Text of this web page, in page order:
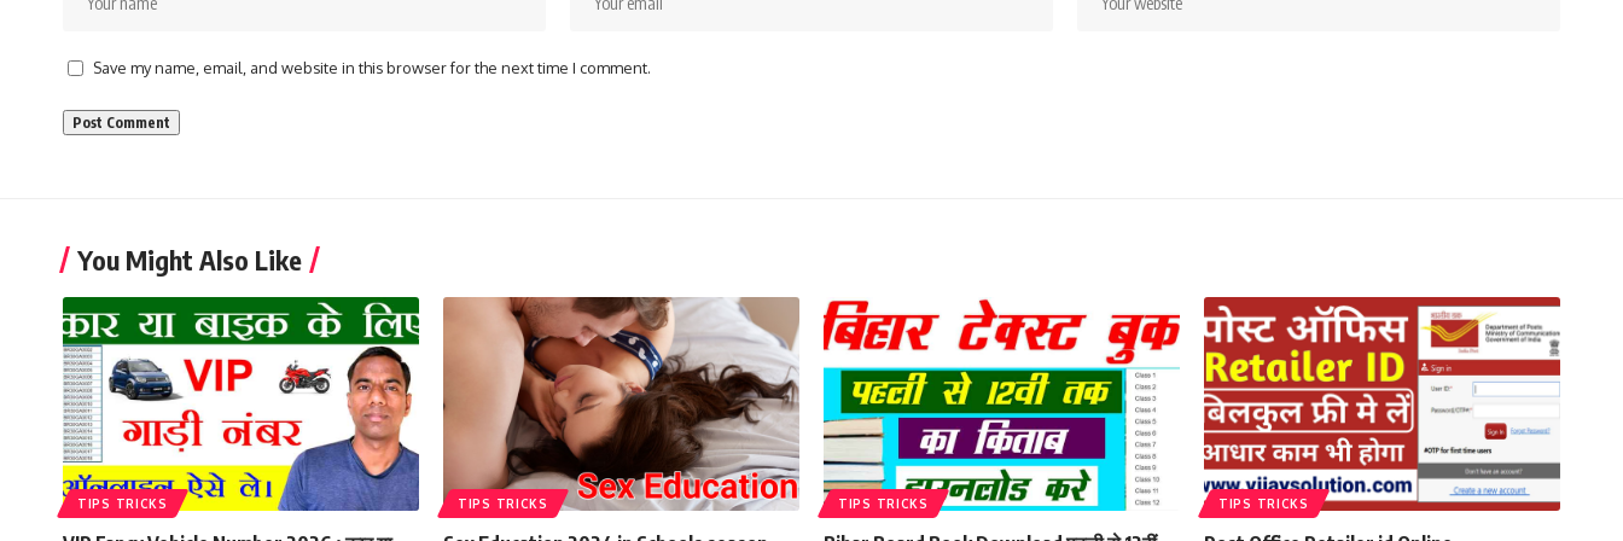
Save my name, email, and website in this browser for the next time I comment.
You Might Also Like
TIPS TRICKS TIPS TRICKS TIPS TRICKS TIPS TRICKS